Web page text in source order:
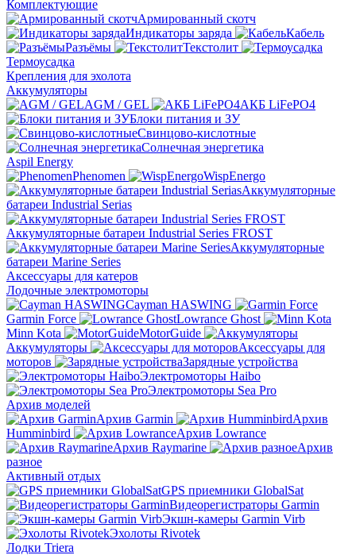
Комплектующие
Армированный скотч
Индикаторы заряда
Кабель
Разъёмы
Текстолит
Термоусадка
Крепления для эхолота
Аккумуляторы
AGM / GEL
АКБ LiFePO4
Блоки питания и ЗУ
Свинцово-кислотные
Солнечная энергетика
Aspil Energy
Phenomen
WispEnergo
Аккумуляторные
батареи Industrial Serias
Аккумуляторные батареи Industrial Series FROST
Аккумуляторные
батареи Marine Series
Аксессуары для катеров
Лодочные электромоторы
Cayman HASWING
Garmin Force
Lowrance Ghost
Minn Kota
MotorGuide
Аккумуляторы
Аксессуары для
моторов
Зарядные устройства
Электромоторы Haibo
Электромоторы Sea Pro
Архив моделей
Архив Garmin
Архив
Humminbird
Архив Lowrance
Архив Raymarine
Архив
разное
Активный отдых
GPS приемники GlobalSat
Видеорегистраторы Garmin
Экшн-камеры Garmin Virb
Эхолоты Rivotek
Лодки Triera